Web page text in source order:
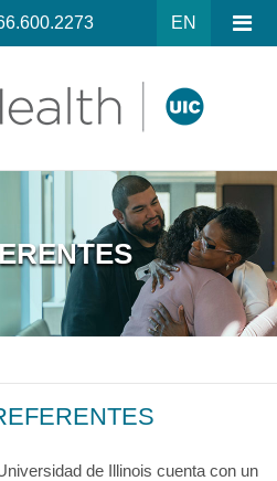
EN
de Illinois cuenta con un